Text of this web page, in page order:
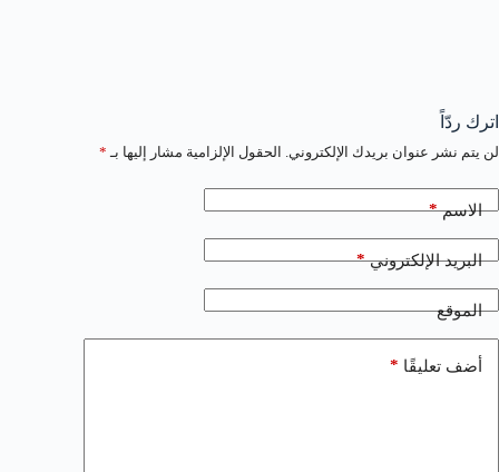
اترك ردّاً
لن يتم نشر عنوان بريدك الإلكتروني. الحقول الإلزامية مشار إليها بـ *
الاسم*
البريد الإلكتروني*
الموقع
أضف تعليقًا *